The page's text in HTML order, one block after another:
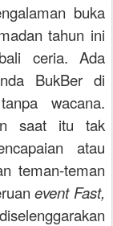
buka
tahun ini
ceria. Ada
BukBer di
wacana.
saat itu tak
atau
teman-teman
event Fast,